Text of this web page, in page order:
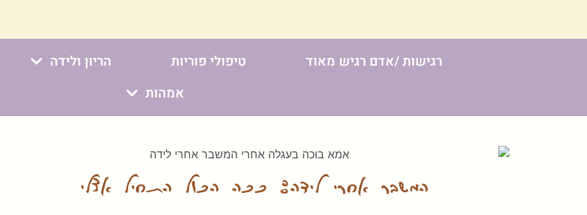
רגישות /אדם רגיש מאוד טיפולי פוריות הריון ולידה
אמהות
המשבר אחרי לידה: ככה הכול התחיל אצלי